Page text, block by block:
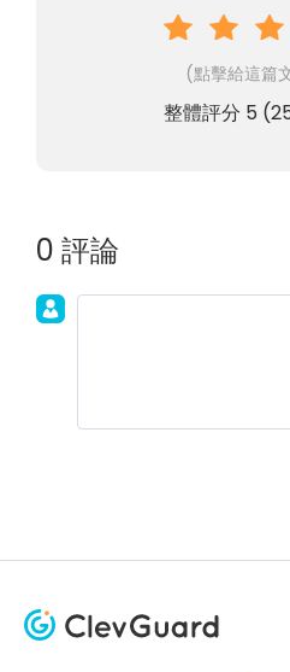
(點擊給這篇
整體評分 5 (
0 評論